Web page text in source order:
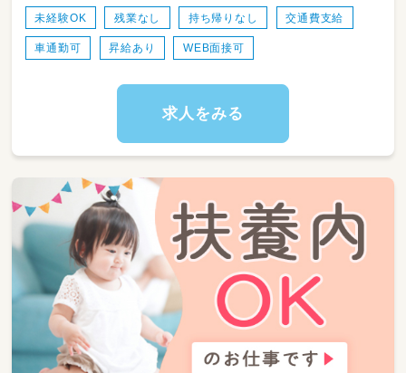
＜スケジュール例＞
早番
09:00～ 室内遊びや散歩などの保育活動
15:00～ お子さまの受け入れ対応
17:00～ 夜勤利用のお子さまの引継ぎ対応
未経験OK 残業なし 持ち帰りなし 交通費支給
車通勤可 昇給あり WEB面接可
求人をみる